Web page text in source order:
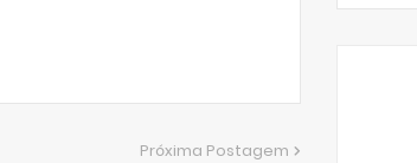
Próxima Postagem